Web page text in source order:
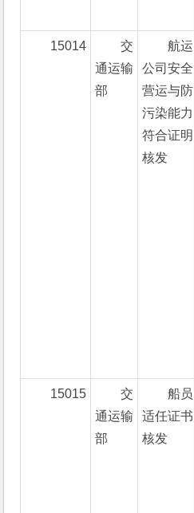
15014
交
通运输
部
航运
公司安全
营运与防
污染能力
符合证明
核发
15015
交
通运输
部
船员
适任证书
核发